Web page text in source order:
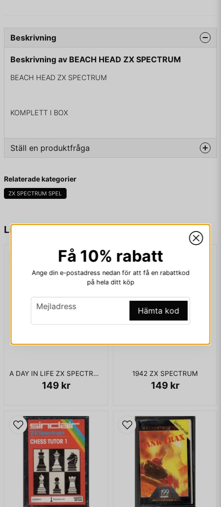
Liknande produkter
A DAY IN LIFE ZX SPECTRUM
149 kr
1942 ZX SPECTRUM
149 kr
Beskrivning
Beskrivning av BEACH HEAD ZX SPECTRUM
BEACH HEAD ZX SPECTRUM
KOMPLETT I BOX
Ställ en produktfråga
Fråga oss något om denna produkten...
name
Namn
Ja, ni får publicera min fråga
Relaterade kategorier
ZX SPECTRUM SPEL
Få 10% rabatt
Ange din e-postadress nedan för att få en rabattkod
på hela ditt köp
email
Mejladress Hämta kod